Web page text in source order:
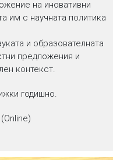
на иновативни
им с научната политика
и образователната
предложения и
контекст.
годишно.